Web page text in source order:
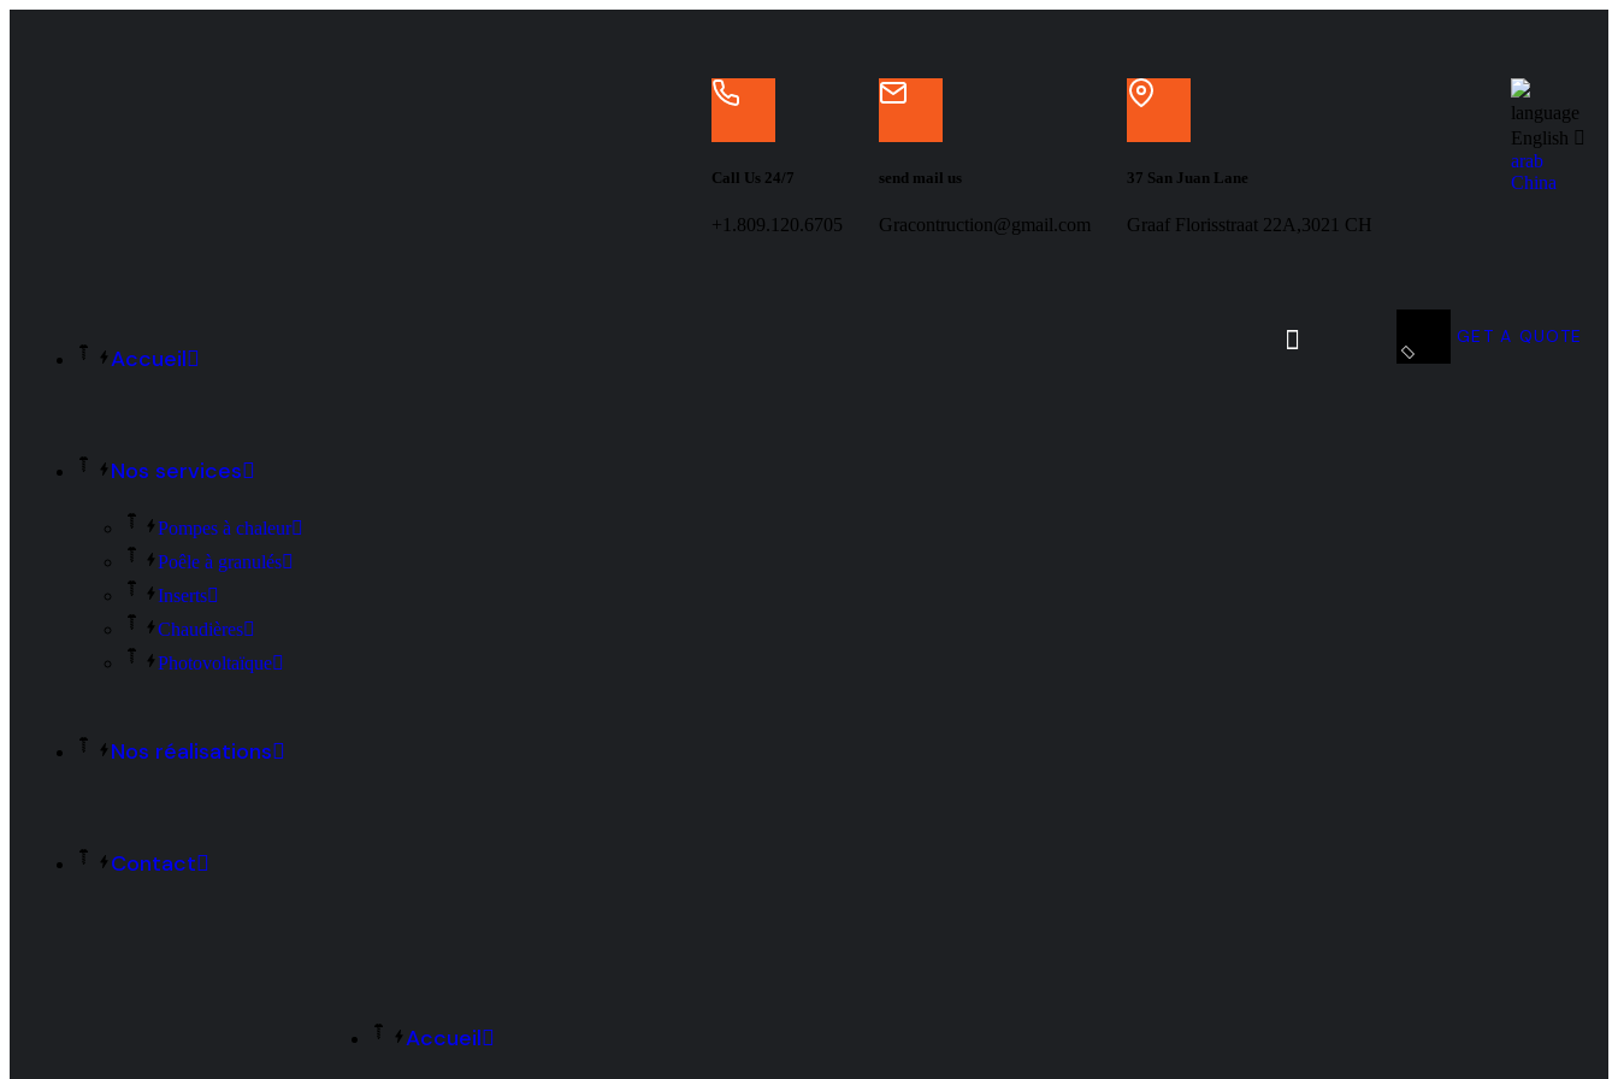
Call Us 24/7
+1.809.120.6705
send mail us
Gracontruction@gmail.com
37 San Juan Lane
Graaf Florisstraat 22A,3021 CH
language
English
arab
China
Accueil
Nos services
Pompes à chaleur
Poêle à granulés
Inserts
Chaudières
Photovoltaïque
Nos réalisations
Contact
GET A QUOTE
Accueil